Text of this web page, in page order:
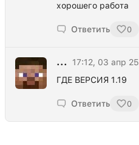
хорошего работа
Ответить 0
...
17:12, 03 апр 25
ГДЕ ВЕРСИЯ 1.19
Ответить 0